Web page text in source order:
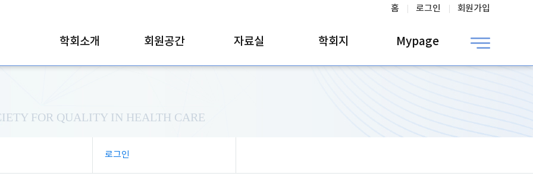
홈 로그인 회원가입
학회소개 회원공간 자료실 학회지 Mypage
FOR QUALITY IN HEALTH CARE
로그인